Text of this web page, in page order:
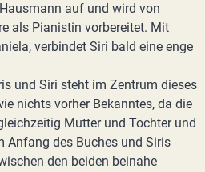
auf und wird von
als Pianistin vorbereitet. Mit
verbindet Siri bald eine enge
und Siri steht im Zentrum dieses
nichts vorher Bekanntes, da die
Mutter und Tochter und
Anfang des Buches und Siris
den beiden beinahe